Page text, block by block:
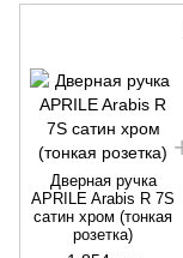
Дверная ручка
APRILE Arabis R 7S
сатин хром (тонкая
розетка)